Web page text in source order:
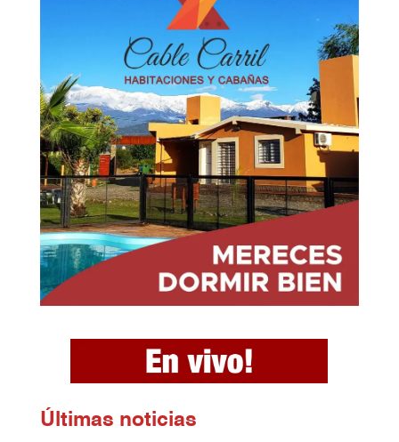
Ú ltimas noticias